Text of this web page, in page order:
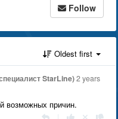
Follow
Oldest first
StarLine)2 years
возможных причин.